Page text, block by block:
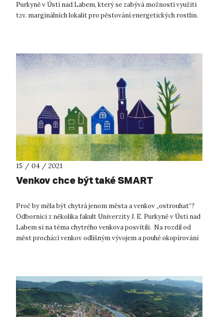
Purkyně v Ústí nad Labem, který se zabývá možností využití
tzv. marginálních lokalit pro pěstování energetických rostlin.
15 / 04 / 2021
Venkov chce být také SMART
Proč by měla být chytrá jenom města a venkov „ostrouhat“?
Odborníci z několika fakult Univerzity J. E. Purkyně v Ústí nad
Labem si na téma chytrého venkova posvítili. Na rozdíl od
měst prochází venkov odlišným vývojem a pouhé okopírování